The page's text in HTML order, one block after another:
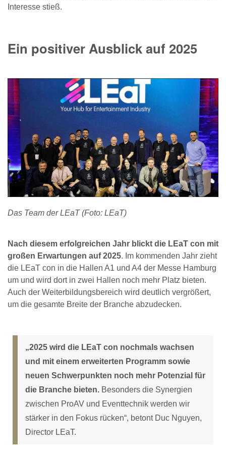
Interesse stieß.
Ein positiver Ausblick auf 2025
Das Team der LEaT (Foto: LEaT)
Nach diesem erfolgreichen Jahr blickt die LEaT con mit
großen Erwartungen auf 2025. Im kommenden Jahr zieht
die LEaT con in die Hallen A1 und A4 der Messe Hamburg
um und wird dort in zwei Hallen noch mehr Platz bieten.
Auch der Weiterbildungsbereich wird deutlich vergrößert,
um die gesamte Breite der Branche abzudecken.
„2025 wird die LEaT con nochmals wachsen
und mit einem erweiterten Programm sowie
neuen Schwerpunkten noch mehr Potenzial für
die Branche bieten. Besonders die Synergien
zwischen ProAV und Eventtechnik werden wir
stärker in den Fokus rücken“, betont Duc Nguyen,
Director LEaT.